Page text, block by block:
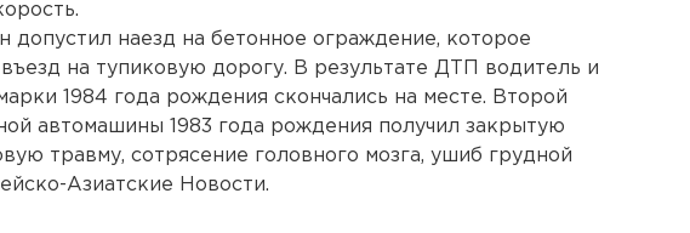
допустил наезд на бетонное ограждение, которое
на тупиковую дорогу. В результате ДТП водитель и
1984 года рождения скончались на месте. Второй
автомашины 1983 года рождения получил закрытую
травму, сотрясение головного мозга, ушиб грудной
Азиатские Новости.